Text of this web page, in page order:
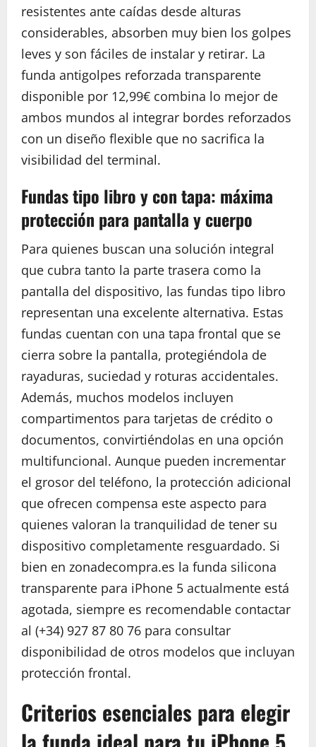
resistentes ante caídas desde alturas
considerables, absorben muy bien los golpes
leves y son fáciles de instalar y retirar. La
funda antigolpes reforzada transparente
disponible por 12,99€ combina lo mejor de
ambos mundos al integrar bordes reforzados
con un diseño flexible que no sacrifica la
visibilidad del terminal.
Fundas tipo libro y con tapa: máxima
protección para pantalla y cuerpo
Para quienes buscan una solución integral
que cubra tanto la parte trasera como la
pantalla del dispositivo, las fundas tipo libro
representan una excelente alternativa. Estas
fundas cuentan con una tapa frontal que se
cierra sobre la pantalla, protegiéndola de
rayaduras, suciedad y roturas accidentales.
Además, muchos modelos incluyen
compartimentos para tarjetas de crédito o
documentos, convirtiéndolas en una opción
multifuncional. Aunque pueden incrementar
el grosor del teléfono, la protección adicional
que ofrecen compensa este aspecto para
quienes valoran la tranquilidad de tener su
dispositivo completamente resguardado. Si
bien en zonadecompra.es la funda silicona
transparente para iPhone 5 actualmente está
agotada, siempre es recomendable contactar
al (+34) 927 87 80 76 para consultar
disponibilidad de otros modelos que incluyan
protección frontal.
Criterios esenciales para elegir